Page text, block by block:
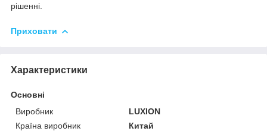
рішенні.
Приховати
Характеристики
Основні
Виробник
LUXION
Країна виробник
Китай